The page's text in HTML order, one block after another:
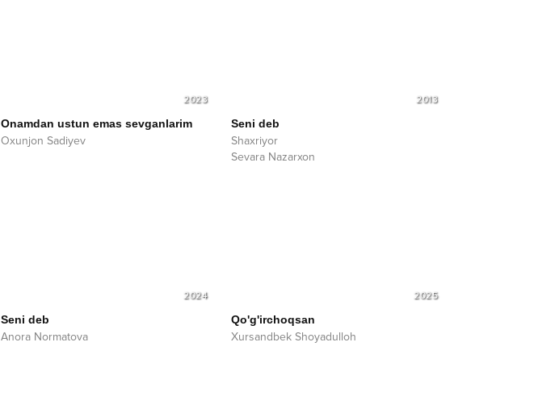
2023
Onamdan ustun emas sevganlarim
Oxunjon Sadiyev
2013
Seni deb
Shaxriyor
Sevara Nazarxon
2024
Seni deb
Anora Normatova
2025
Qo'g'irchoqsan
Xursandbek Shoyadulloh